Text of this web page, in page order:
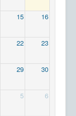
15 16
22 23
29 30
5 6